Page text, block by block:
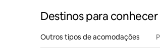
Destinos para conhecer
Outros tipos de acomodações